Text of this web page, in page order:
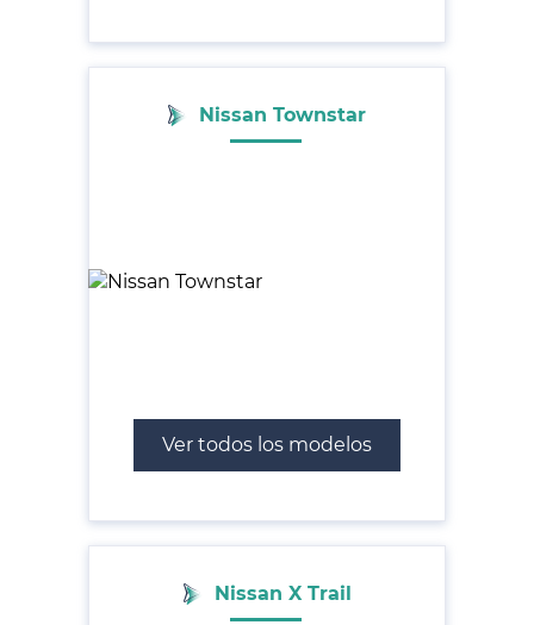
Nissan Townstar
Ver todos los modelos
Nissan X Trail